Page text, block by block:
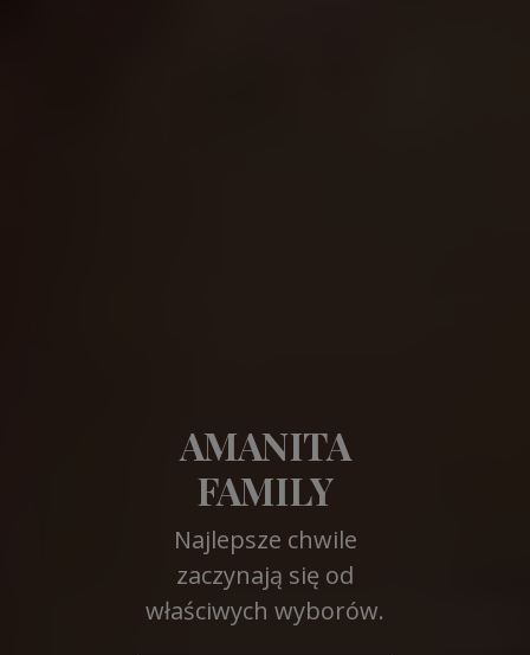
AMANITA
FAMILY
Najlepsze chwile
zaczynają się od
właściwych wyborów.